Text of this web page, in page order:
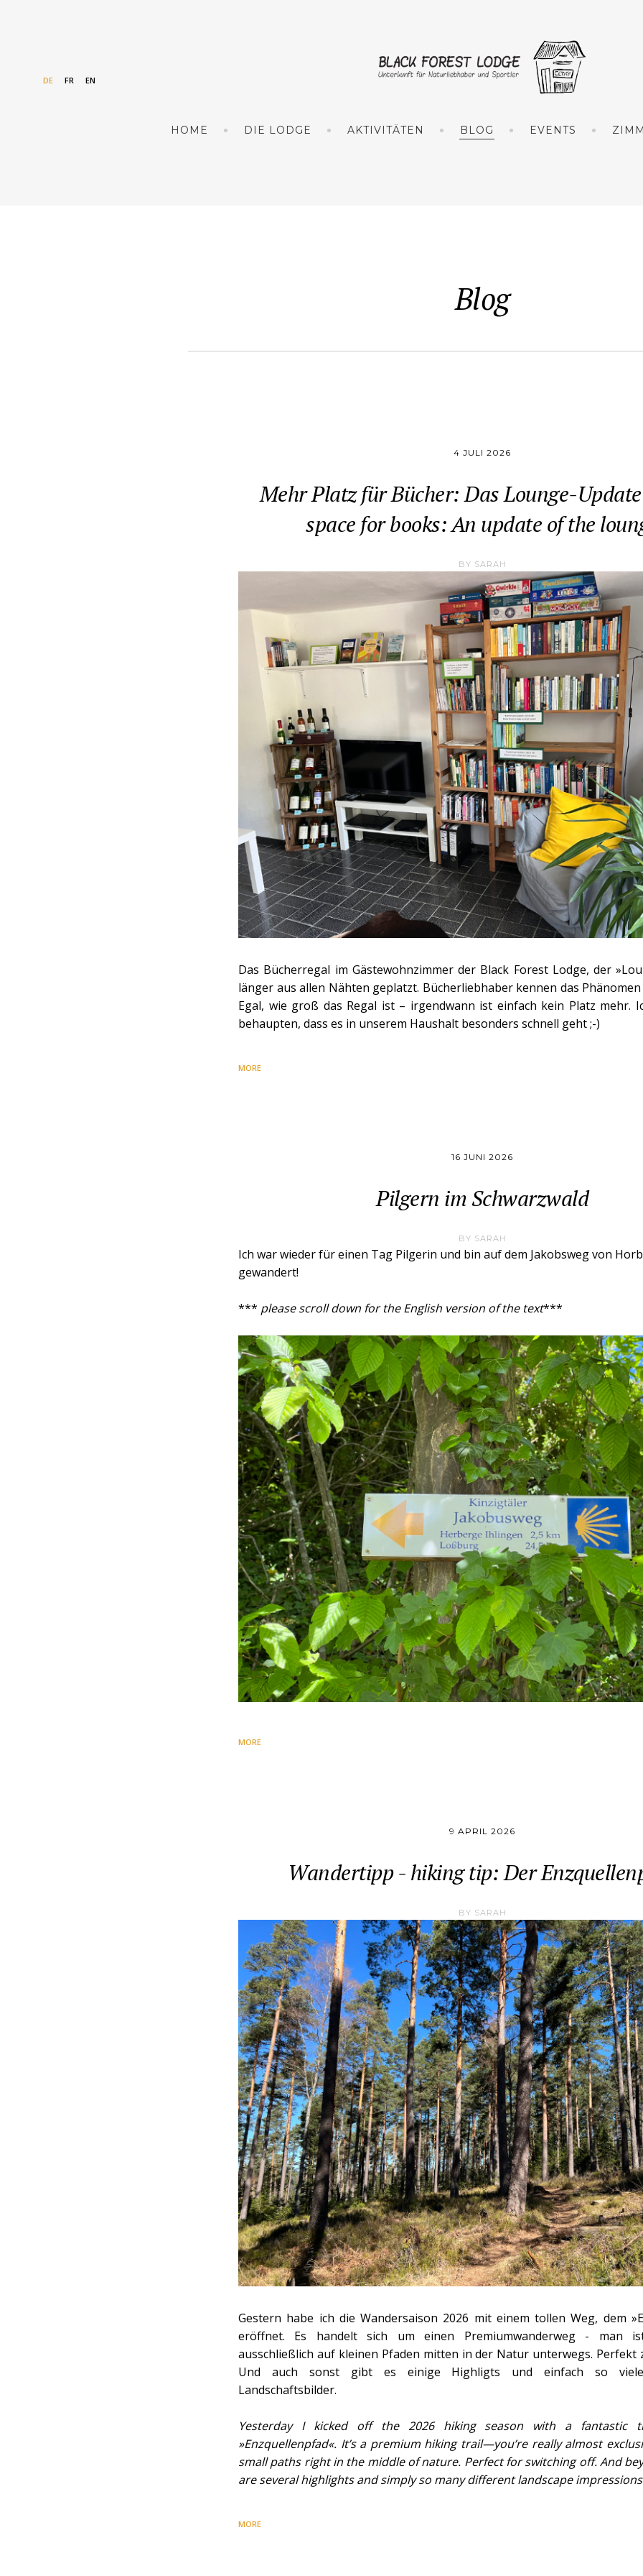
DE FR EN
HOME DIE LODGE AKTIVITÄTEN BLOG EVENTS
Blog
4 JULI 2026
Mehr Platz für Bücher: Das Lounge-
space for books: An update of the
BY SARAH
Das Bücherregal im Gästewohnzimmer der Black Forest Lodge, der
länger aus allen Nähten geplatzt. Bücherliebhaber kennen das
Egal, wie groß das Regal ist – irgendwann ist einfach kein Platz mehr.
behaupten, dass es in unserem Haushalt besonders schnell geht ;-)
MORE
16 JUNI 2026
Pilgern im Schwarzwald
BY SARAH
Ich war wieder für einen Tag Pilgerin und bin auf dem Jakobsweg von
gewandert!
*** please scroll down for the English version of the text***
MORE
9 APRIL 2026
Wandertipp - hiking tip: Der
BY SARAH
Gestern habe ich die Wandersaison 2026 mit einem tollen Weg, dem
eröffnet. Es handelt sich um einen Premiumwanderweg - man
ausschließlich auf kleinen Pfaden mitten in der Natur unterwegs. Perfekt
Und auch sonst gibt es einige Highligts und einfach so viele
Landschaftsbilder.
Yesterday I kicked off the 2026 hiking season with a fantastic
»Enzquellenpfad«. It’s a premium hiking trail—you’re really almost
small paths right in the middle of nature. Perfect for switching off. And
are several highlights and simply so many different landscape
MORE